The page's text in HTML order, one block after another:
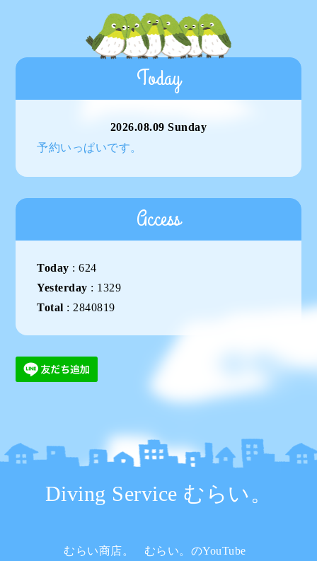
Today
2026.08.09 Sunday
予約いっぱいです。
Access
Today :624
Yesterday : 1329
Total : 2840819
Diving Service むらい。
むらい商店。 むらい。のYouTube